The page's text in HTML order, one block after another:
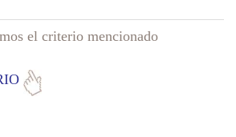
el criterio mencionado